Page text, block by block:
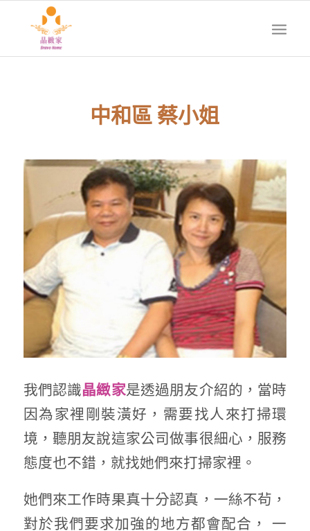
中和區 蔡小姐
我們認識晶緻家是透過朋友介紹的，當時
因為家裡剛裝潢好，需要找人來打掃環
境，聽朋友說這家公司做事很細心，服務
態度也不錯，就找她們來打掃家裡。
她們來工作時果真十分認真，一絲不茍，
對於我們要求加強的地方都會配合， 一